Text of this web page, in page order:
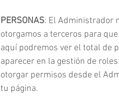
PERSONAS: El Administrador
otorgamos a terceros para
aquí podremos ver el total de
aparecer en la gestión de
otorgar permisos desde el
tu página.